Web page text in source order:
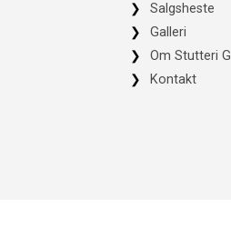
Salgsheste
Galleri
Om Stutteri G
Kontakt